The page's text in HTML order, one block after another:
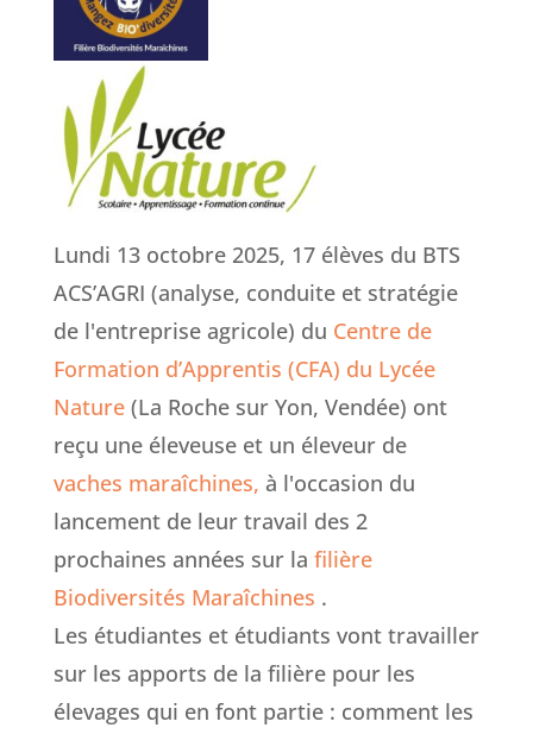
Lundi 13 octobre 2025, 17 élèves du BTS
ACS’AGRI (analyse, conduite et stratégie
de l'entreprise agricole) du Centre de
Formation d’Apprentis (CFA) du Lycée
Nature(La Roche sur Yon, Vendée) ont
reçu une éleveuse et un éleveur de
vaches maraîchines, à l'occasion du
lancement de leur travail des 2
prochaines années sur la filière
Biodiversités Maraîchines .
Les étudiantes et étudiants vont travailler
sur les apports de la filière pour les
élevages qui en font partie : comment les